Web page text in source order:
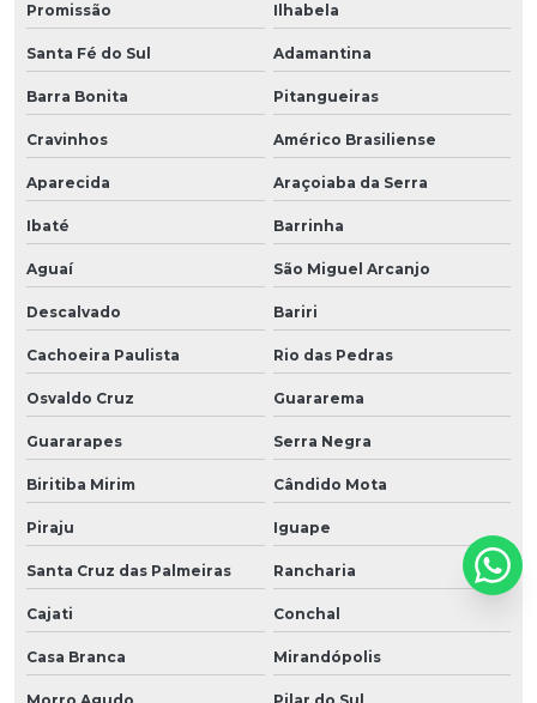
Promissão Ilhabela
Santa Fé do Sul Adamantina
Barra Bonita Pitangueiras
Cravinhos Américo Brasiliense
Aparecida Araçoiaba da Serra
Ibaté Barrinha
Aguaí São Miguel Arcanjo
Descalvado Bariri
Cachoeira Paulista Rio das Pedras
Osvaldo Cruz Guararema
Guararapes Serra Negra
Biritiba Mirim Cândido Mota
Piraju Iguape
Santa Cruz das Palmeiras Rancharia
Cajati Conchal
Casa Branca Mirandópolis